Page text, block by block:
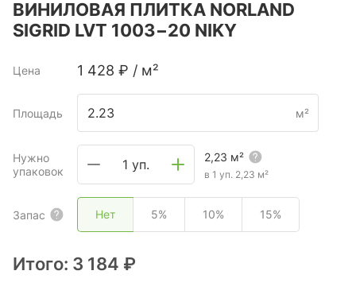
ВИНИЛОВАЯ ПЛИТКА NORLAND
SIGRID LVT 1003−20 NIKY
Цена 1 428 ₽ / м²
Площадь м²
Нужно
упаковок
1 уп. 2,23 м²
в 1 уп. 2,23 м²
Запас Нет 5% 10% 15%
Итого: 3 184 ₽